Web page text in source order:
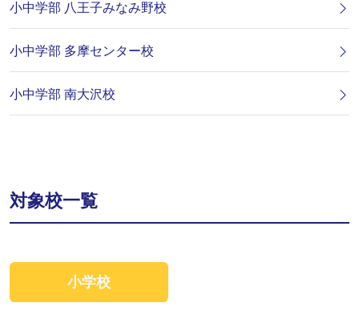
小中学部 八王子みなみ野校
小中学部 多摩センター校
小中学部 南大沢校
対象校一覧
小学校